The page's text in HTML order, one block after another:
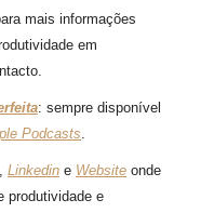
mais informações
em
: sempre disponível
Podcasts.
, Linkedin e Website onde
produtividade e